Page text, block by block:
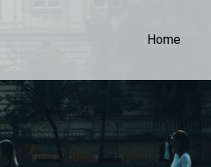
Home